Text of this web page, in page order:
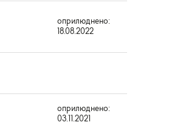
оприлюднено:
18.08.2022
оприлюднено:
03.11.2021